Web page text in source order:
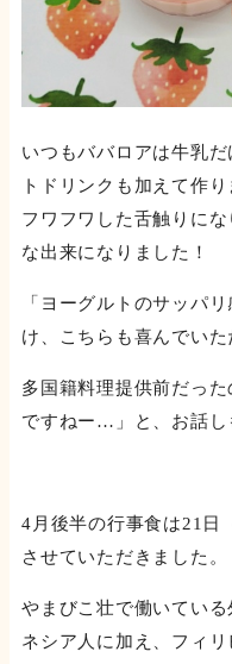
いつもババロアは牛乳
トドリンクも加えて作
フワフワした舌触りに
な出来になりました！
「ヨーグルトのサッパ
け、こちらも喜んでいた
多国籍料理提供前だっ
ですねー…」と、お話し
4月後半の行事食は21日
させていただきました。
やまびこ壮で働いてい
ネシア人に加え、フィ